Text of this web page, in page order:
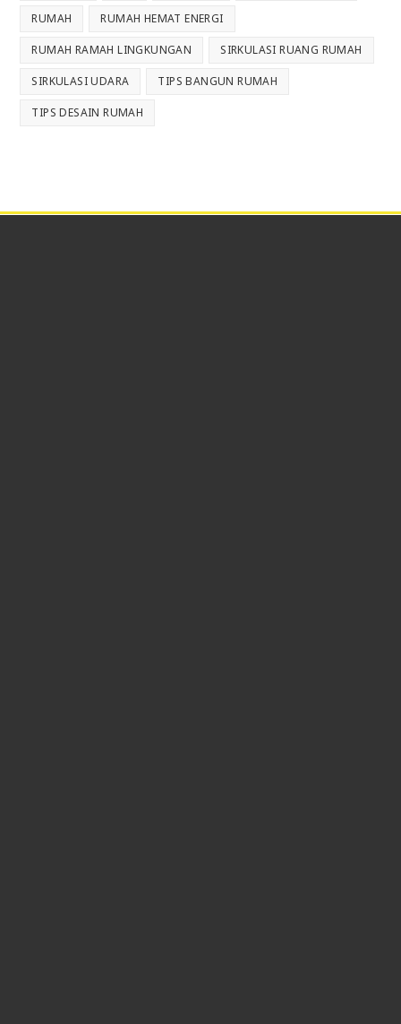
RUMAH RUMAH HEMAT ENERGI
RUMAH RAMAH LINGKUNGAN SIRKULASI RUANG RUMAH
SIRKULASI UDARA TIPS BANGUN RUMAH
TIPS DESAIN RUMAH